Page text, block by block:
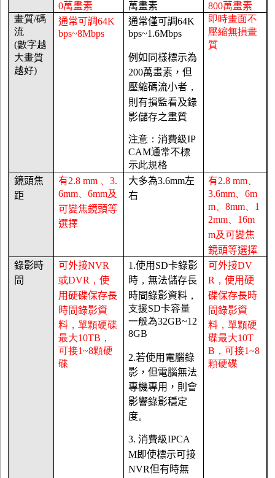
0萬畫素
萬畫素
800萬畫素
畫質/碼
流
(數字越
大畫質
越好)
通常可調64K
bps~8Mbps
通常僅可調64K
bps~1.6Mbps
例如同樣標示為
200萬畫素，但
壓縮碼流小者 ，
則有損監看及錄
影儲存之畫質
注意：消費級IP
CAM通常不標
示此規格
即時畫面不
壓縮無損畫
質
鏡頭焦
距
有2.8 mm 、3.
6mm 、6mm及
可變焦鏡頭等
選擇
大多為3.6mm左
右
有2.8 mm
3.6mm 、6m
m 、8mm
1
2mm
16m
m及可變焦
鏡頭等選擇
錄影時
間
可外接NVR
或DVR ，使
用硬碟保存長
時間錄影資
料 ，單顆硬碟
最大10TB ，
可接1~8顆硬
碟
1.使用 SD卡錄影
時 ，無法儲存長
時間錄影資料 ，
支援SD卡容量
一般為32GB~12
8GB
2.若使用電腦錄
影，但電腦無法
專機專用，則會
影響錄影穩定
度。
3.消費級IPCA
M即使標示可接
NVR但有時無
可外接DV
R ，使用硬
碟保存長時
間錄影資
料 ，單顆硬
碟最大10T
B ，可接1~8
顆硬碟